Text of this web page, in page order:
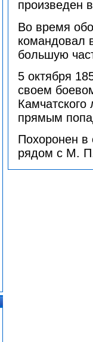
произведен
Во время
командовал
большую
5 октября
своем
прямым
Похоронен в
рядом с М.